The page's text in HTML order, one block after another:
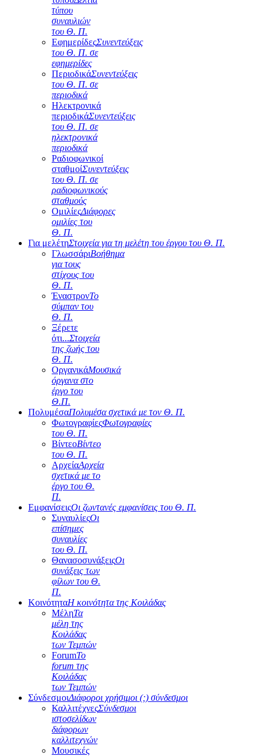
τύπου
συναυλιών
του Θ. Π.
ΕφημερίδεςΣυνεντεύξεις
του Θ. Π. σε
εφημερίδες
ΠεριοδικάΣυνεντεύξεις
του Θ. Π. σε
περιοδικά
Ηλεκτρονικά
περιοδικάΣυνεντεύξεις
του Θ. Π. σε
ηλεκτρονικά
περιοδικά
Ραδιοφωνικοί
σταθμοίΣυνεντεύξεις
του Θ. Π. σε
ραδιοφωνικούς
σταθμούς
ΟμιλίεςΔιάφορες
ομιλίες του
Θ. Π.
Για μελέτηΣτοιχεία για τη μελέτη του έργου του Θ. Π.
ΓλωσσάριΒοήθημα
για τους
στίχους του
Θ. Π.
ΈναστρονΤο
σύμπαν του
Θ. Π.
Ξέρετε
ότι...Στοιχεία
της ζωής του
Θ. Π.
ΟργανικάΜουσικά
όργανα στο
έργο του
Θ.Π.
ΠολυμέσαΠολυμέσα σχετικά με τον Θ. Π.
ΦωτογραφίεςΦωτογραφίες
του Θ. Π.
ΒίντεοΒίντεο
του Θ. Π.
ΑρχείαΑρχεία
σχετικά με το
έργο του Θ.
Π.
ΕμφανίσειςΟι ζωντανές εμφανίσεις του Θ. Π.
ΣυναυλίεςΟι
επίσημες
συναυλίες
του Θ. Π.
ΘανασοσυνάξειςΟι
συνάξεις των
φίλων του Θ.
Π.
ΚοινότηταΗ κοινότητα της Κοιλάδας
ΜέληΤα
μέλη της
Κοιλάδας
των Τεμπών
ForumΤο
forum της
Κοιλάδας
των Τεμπών
ΣύνδεσμοιΔιάφοροι χρήσιμοι (;) σύνδεσμοι
ΚαλλιτέχνεςΣύνδεσμοι
ιστοσελίδων
διάφορων
καλλιτεχνών
Μουσικές